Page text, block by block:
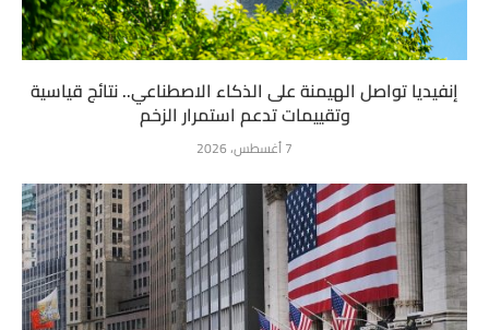
إنفيديا تواصل الهيمنة على الذكاء الاصطناعي.. نتائج قياسية
وتقييمات تدعم استمرار الزخم
7 أغسطس، 2026